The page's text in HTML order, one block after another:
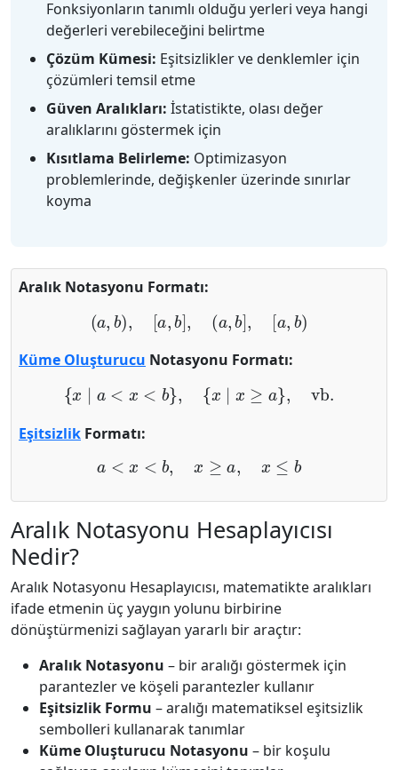
Fonksiyonların tanımlı olduğu yerleri veya hangi
değerleri verebileceğini belirtme
Çözüm Kümesi: Eşitsizlikler ve denklemler için
çözümleri temsil etme
Güven Aralıkları: İstatistikte, olası değer
aralıklarını göstermek için
Kısıtlama Belirleme: Optimizasyon
problemlerinde, değişkenler üzerinde sınırlar
koyma
Aralık Notasyonu Formatı:
( ),[ a,b a,b ],[ )
Küme Oluşturucu Notasyonu Formatı:
{x ∣a< x< x∣ x ≥a },vb.
Eşitsizlik Formatı:
a< x< x≥a x
Aralık Notasyonu Hesaplayıcısı
Nedir?
Aralık Notasyonu Hesaplayıcısı, matematikte aralıkları
ifade etmenin üç yaygın yolunu birbirine
dönüştürmenizi sağlayan yararlı bir araçtır:
Aralık Notasyonu – bir aralığı göstermek için
parantezler ve köşeli parantezler kullanır
Eşitsizlik Formu – aralığı matematiksel eşitsizlik
sembolleri kullanarak tanımlar
Küme Oluşturucu Notasyonu – bir koşulu